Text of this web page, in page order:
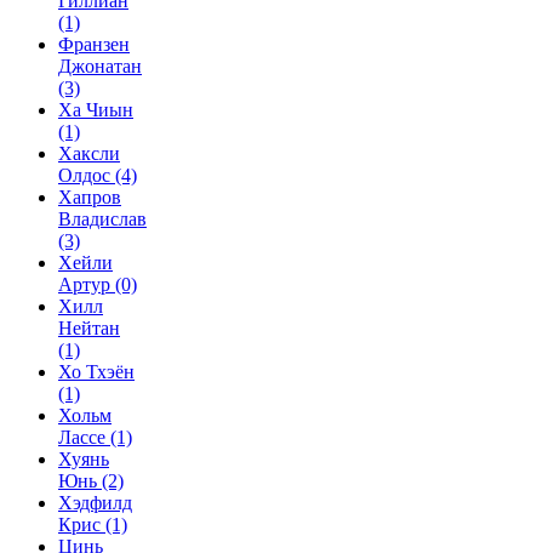
(1)
Франзен
Джонатан
(3)
Ха Чиын
(1)
Хаксли
Олдос (4)
Хапров
Владислав
(3)
Хейли
Артур (0)
Хилл
Нейтан
(1)
Хо Тхэён
(1)
Хольм
Лассе (1)
Хуянь
Юнь (2)
Хэдфилд
Крис (1)
Цинь